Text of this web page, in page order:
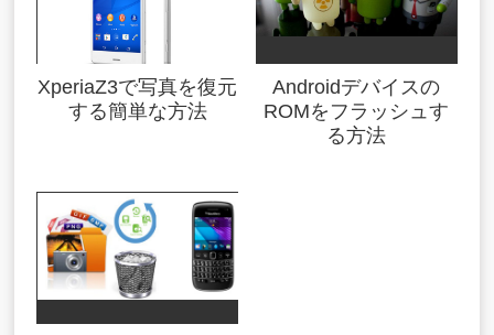
XperiaZ3で写真を復元
する簡単な方法
Androidデバイスの
ROMをフラッシュす
る方法